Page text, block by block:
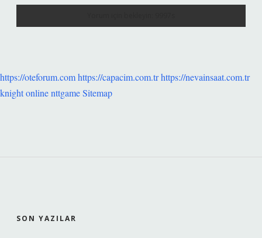
https://oteforum.comhttps://capacim.com.trhttps://nevainsaat.com.tr
knight onlinenttgameSitemap
SON YAZILAR